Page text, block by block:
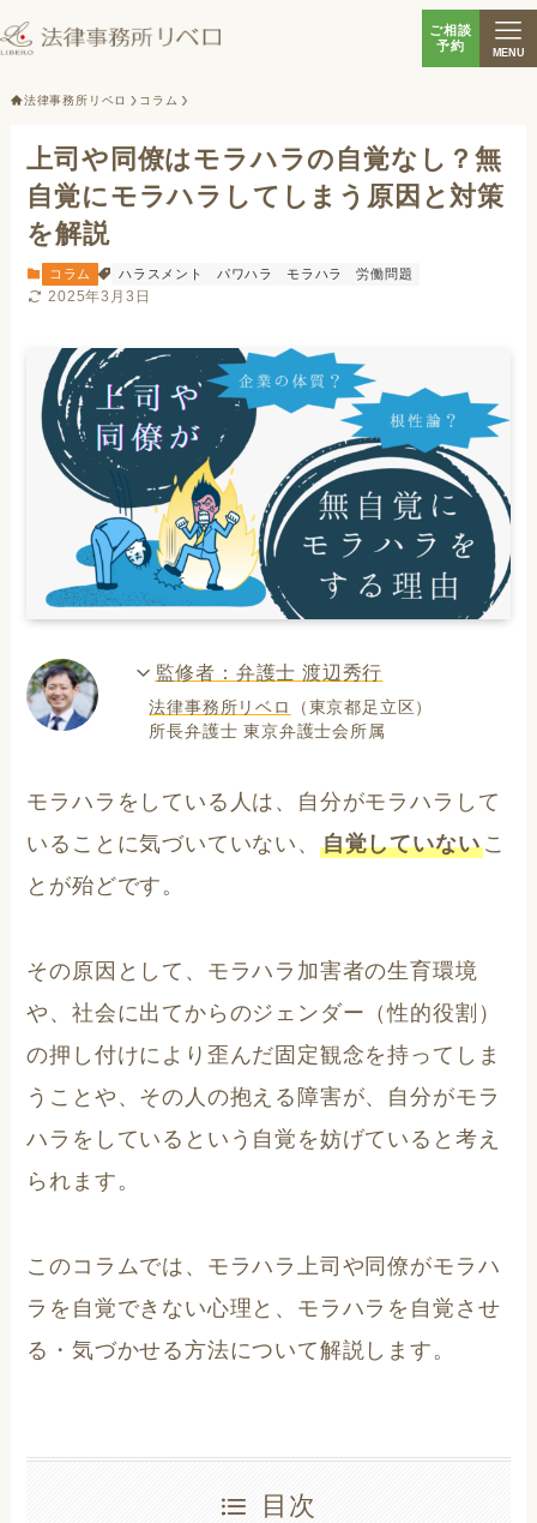
ご相談
予約 MENU
法律事務所リベロ コラム
上司や同僚はモラハラの自覚なし？無
自覚にモラハラしてしまう原因と対策
を解説
コラム ハラスメント パワハラ モラハラ 労働問題
2025年3月3日
監修者：弁護士 渡辺秀行
法律事務所リベロ
（東京都足立区）
所長弁護士 東京弁護士会所属
モラハラをしている人は、自分がモラハラして
いることに気づいていない、 自覚していないこ
とが殆どです。
その原因として、モラハラ加害者の生育環境
や、社会に出てからのジェンダー（性的役割）
の押し付けにより歪んだ固定観念を持ってしま
うことや、その人の抱える障害が、自分がモラ
ハラをしているという自覚を妨げていると考え
られます。
このコラムでは、モラハラ上司や同僚がモラハ
ラを自覚できない心理と、モラハラを自覚させ
る・気づかせる方法について解説します。
目次